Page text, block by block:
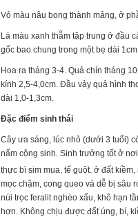
Vỏ màu nâu bong thành mảng, ở
Lá màu xanh thẫm tập trung ở đầu
gốc bao chung trong một bẹ dài
Hoa ra tháng 3-4. Quả chín tháng
kính 2,5-4,0cm. Đầu vảy quả hình
dài 1,0-1,3cm.
Đặc điểm sinh thái
Cây ưa sáng, lúc nhỏ (dưới 3 tuổi)
nấm cộng sinh. Sinh trưởng tốt ở
thực bì sim mua, tế guột. ở đất
mọc chậm, cong queo và dễ bị sâu
núi trọc feralit nghèo xấu, khô hạn
hơn. Không chịu được đất úng, bí,